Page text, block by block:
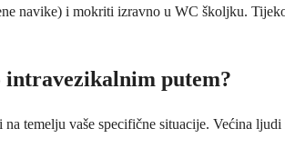
navike) i mokriti izravno u WC školjku.
putem?
temelju vaše specifične situacije. Većina